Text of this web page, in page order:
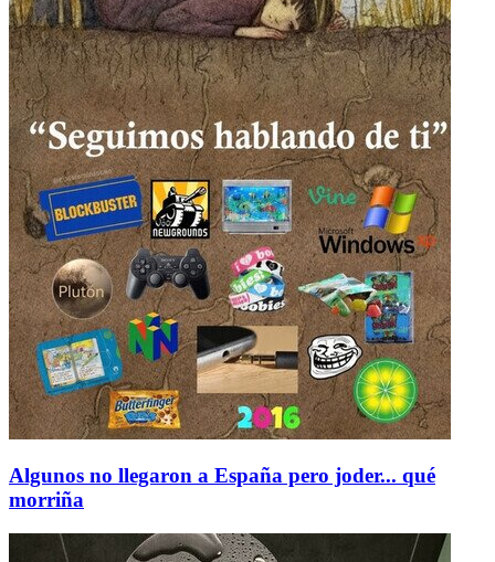
Algunos no llegaron a España pero joder... qué
morriña